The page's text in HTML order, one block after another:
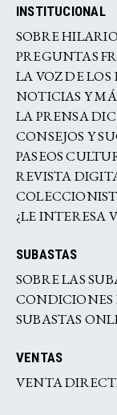
INSTITUCIONAL
SOBRE HILARIO
PREGUNTAS
LA VOZ DE LOS
NOTICIAS Y
LA PRENSA
CONSEJOS Y
PASEOS
REVISTA
¿LE INTERESA
SUBASTAS
SOBRE LAS
CONDICIONES
SUBASTAS
VENTAS
VENTA